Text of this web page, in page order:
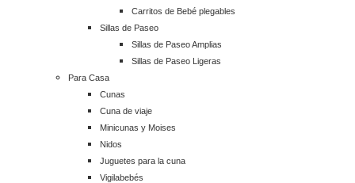
Carritos de Bebé plegables
Sillas de Paseo
Sillas de Paseo Amplias
Sillas de Paseo Ligeras
Para Casa
Cunas
Cuna de viaje
Minicunas y Moises
Nidos
Juguetes para la cuna
Vigilabebés